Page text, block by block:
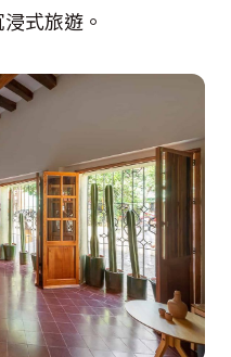
式旅遊。